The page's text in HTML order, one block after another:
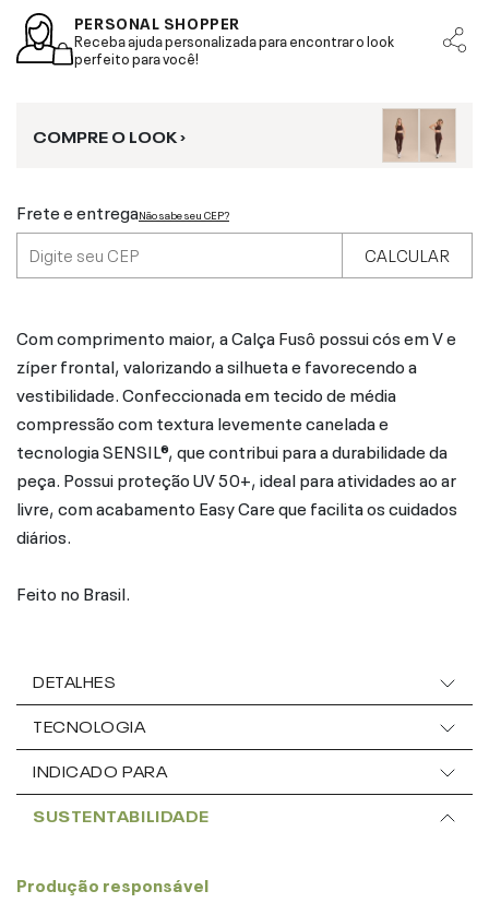
PERSONAL SHOPPER
Receba ajuda personalizada para encontrar o look
perfeito para você!
COMPRE O LOOK ›
Frete e entregaNão sabe seu CEP?
CALCULAR
Com comprimento maior, a Calça Fusô possui cós em V e
zíper frontal, valorizando a silhueta e favorecendo a
vestibilidade. Confeccionada em tecido de média
compressão com textura levemente canelada e
tecnologia SENSIL®, que contribui para a durabilidade da
peça. Possui proteção UV 50+, ideal para atividades ao ar
livre, com acabamento Easy Care que facilita os cuidados
diários.
Feito no Brasil.
DETALHES
TECNOLOGIA
INDICADO PARA
SUSTENTABILIDADE
Produção responsável